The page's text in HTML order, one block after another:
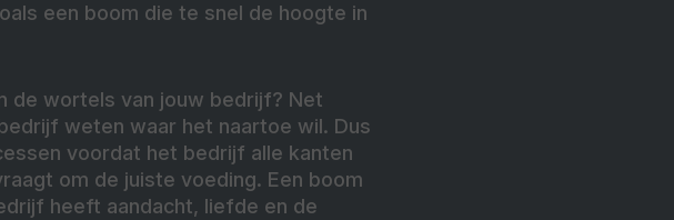
een boom die te snel de hoogte in
de wortels van jouw bedrijf? Net
weten waar het naartoe wil. Dus
voordat het bedrijf alle kanten
om de juiste voeding. Een boom
heeft aandacht, liefde en de